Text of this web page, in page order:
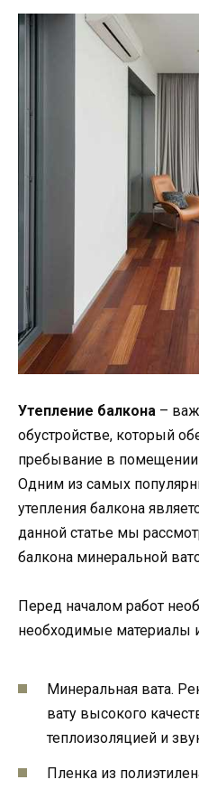
Утепление балкона –
обустройстве, который
пребывание в
Одним из самых
утепления балкона
данной статье мы
балкона минеральной
Перед началом работ
необходимые материалы
Минеральная вата.
вату высокого
теплоизоляцией и
Пленка из